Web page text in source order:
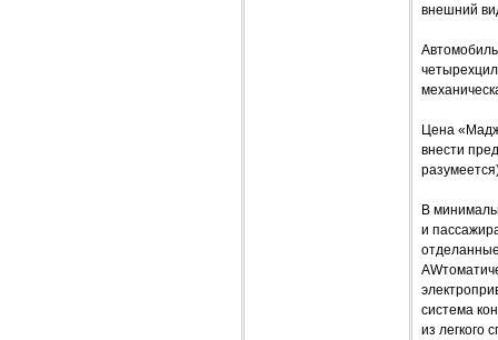
внешний
Цена
внести
В
и
система
из легкого